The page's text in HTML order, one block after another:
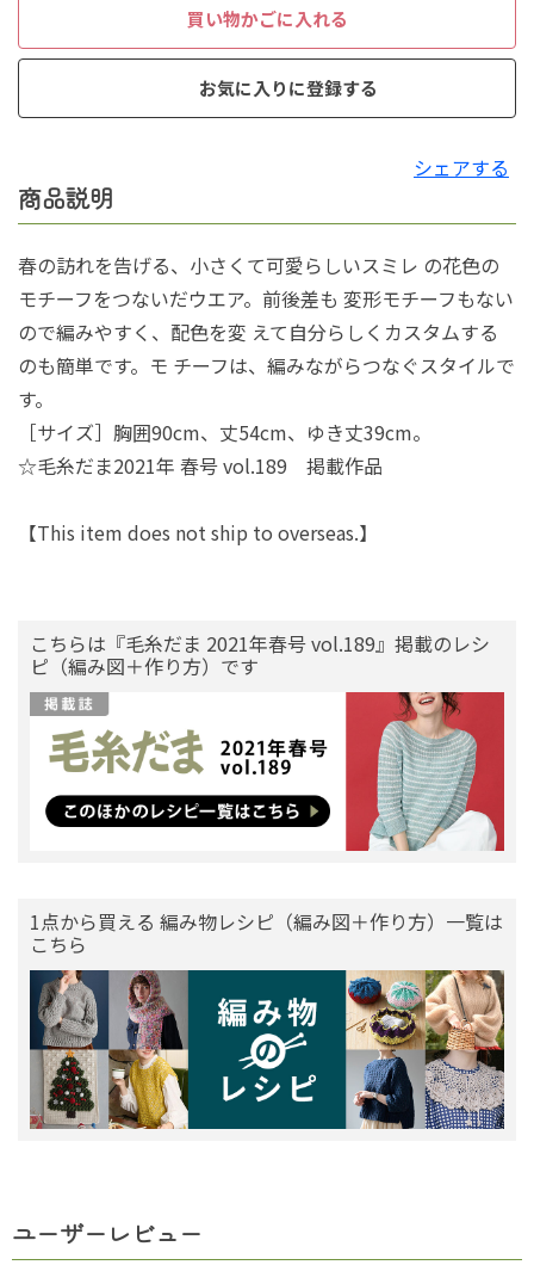
買い物かごに入れる
お気に入りに登録する
シェアする
商品説明
春の訪れを告げる、小さくて可愛らしいスミレ の花色の
モチーフをつないだウエア。前後差も 変形モチーフもない
ので編みやすく、配色を変 えて自分らしくカスタムする
のも簡単です。モ チーフは、編みながらつなぐスタイルで
す。
［サイズ］胸囲90cm、丈54cm、ゆき丈39cm。
☆毛糸だま2021年 春号 vol.189 掲載作品
【This item does not ship to overseas.】
こちらは『毛糸だま 2021年春号 vol.189』掲載のレシ
ピ（編み図＋作り方）です
1点から買える 編み物レシピ（編み図＋作り方）一覧は
こちら
ユーザーレビュー